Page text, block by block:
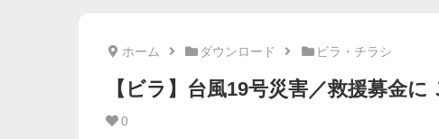
ホーム ダウンロード ビラ・チラシ
【ビラ】台風19号災害／救援募金に
0